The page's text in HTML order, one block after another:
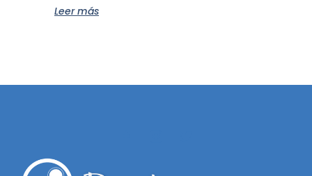
Leer más